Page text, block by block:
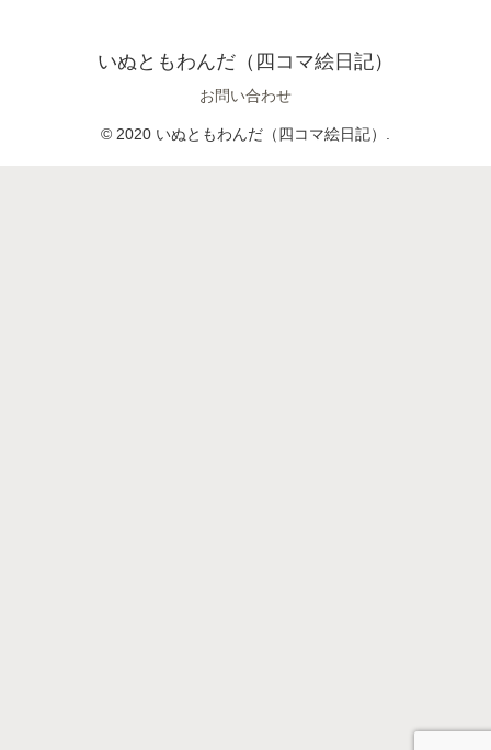
いぬともわんだ（四コマ絵日記）
お問い合わせ
© 2020 いぬともわんだ（四コマ絵日記）.